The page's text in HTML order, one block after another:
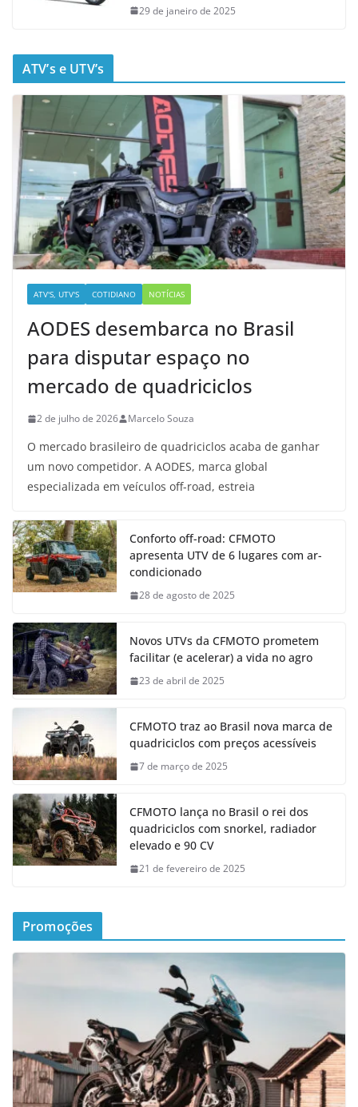
29 de janeiro de 2025
ATV’s e UTV’s
ATV'S, UTV'S COTIDIANO NOTÍCIAS
AODES desembarca no Brasil
para disputar espaço no
mercado de quadriciclos
2 de julho de 2026 Marcelo Souza
O mercado brasileiro de quadriciclos acaba de ganhar
um novo competidor. A AODES, marca global
especializada em veículos off-road, estreia
Conforto off-road: CFMOTO
apresenta UTV de 6 lugares com ar-
condicionado
28 de agosto de 2025
Novos UTVs da CFMOTO prometem
facilitar (e acelerar) a vida no agro
23 de abril de 2025
CFMOTO traz ao Brasil nova marca de
quadriciclos com preços acessíveis
7 de março de 2025
CFMOTO lança no Brasil o rei dos
quadriciclos com snorkel, radiador
elevado e 90 CV
21 de fevereiro de 2025
Promoções